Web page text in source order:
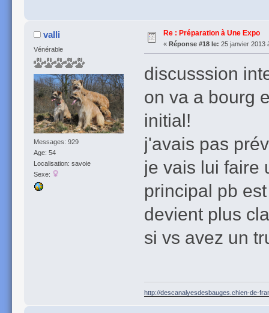
valli
Vénérable
Messages: 929
Age: 54
Localisation: savoie
Sexe:
Re : Préparation à Une Expo
« Réponse #18 le: 25 janvier 2013
discusssion
on va a bourg
initial!
j'avais pas
je vais lui faire
principal pb
devient plus
si vs avez un
http://descanalyesdesbauges.chien-de-